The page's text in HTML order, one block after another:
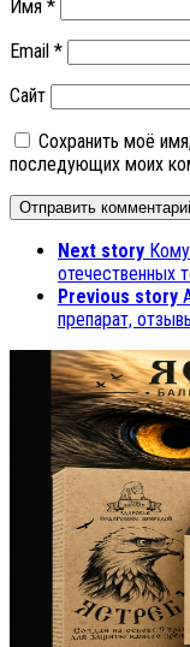
Имя *
Email *
Сайт
Сохранить моё
последующих моих
Next story
отечественных
Previous story
препарат,